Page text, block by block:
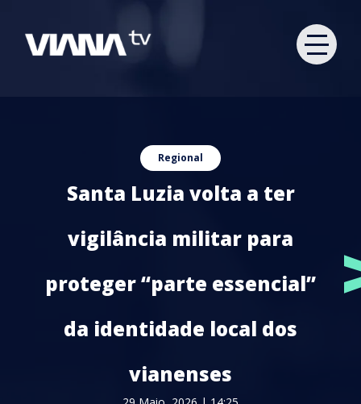
Regional
Santa Luzia volta a ter
vigilância militar para
proteger “parte essencial”
da identidade local dos
vianenses